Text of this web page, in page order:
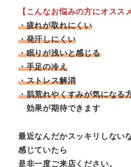
【こんなお悩みの方にオスス
・疲れが取れにくい
・発汗しにくい
・眠りが浅いと感じる
・手足の冷え
・ストレス解消
・肌荒れやくすみが気になる
効果が期待できます
最近なんだかスッキリしない
感じていたら
是非一度ご来店ください。